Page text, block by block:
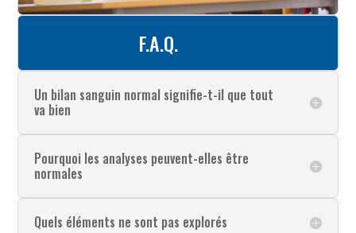
F.A.Q.
Un bilan sanguin normal signifie-t-il que tout
va bien
Pourquoi les analyses peuvent-elles être
normales
Quels éléments ne sont pas explorés